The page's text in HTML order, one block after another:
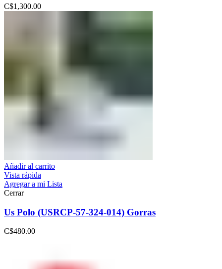
C$1,300.00
Añadir al carrito
Vista rápida
Agregar a mi Lista
Cerrar
Us Polo (USRCP-57-324-014) Gorras
C$480.00